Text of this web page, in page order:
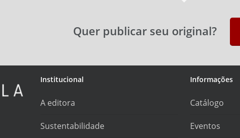
Quer publicar seu original?
Institucional
A editora
Sustentabilidade
Informações
Catálogo
Eventos